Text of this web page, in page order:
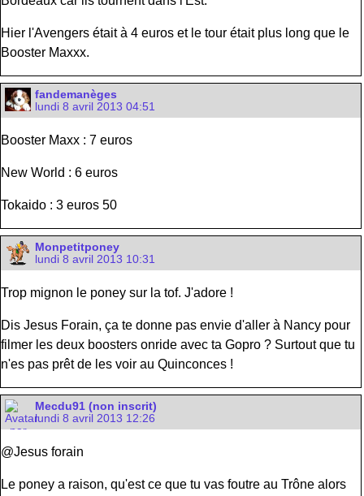
Hier l'Avengers était à 4 euros et le tour était plus long que le
Booster Maxxx.
fandemanèges
lundi 8 avril 2013 04:51
Booster Maxx : 7 euros
New World : 6 euros
Tokaido : 3 euros 50
Monpetitponey
lundi 8 avril 2013 10:31
Trop mignon le poney sur la tof. J'adore !
Dis Jesus Forain, ça te donne pas envie d'aller à Nancy pour
filmer les deux boosters onride avec ta Gopro ? Surtout que tu
n'es pas prêt de les voir au Quinconces !
Mecdu91 (non inscrit)
lundi 8 avril 2013 12:26
@Jesus forain
Le poney a raison, qu'est ce que tu vas foutre au Trône alors